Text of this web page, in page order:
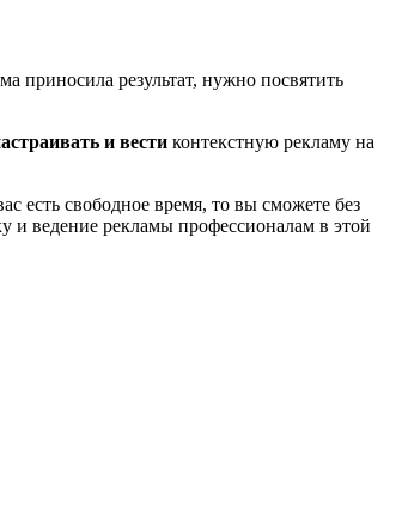
приносила результат, нужно посвятить
и вести контекстную рекламу на
есть свободное время, то вы сможете без
и ведение рекламы профессионалам в этой